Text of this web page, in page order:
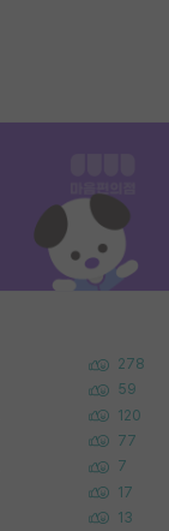
278
59
120
77
7
17
13